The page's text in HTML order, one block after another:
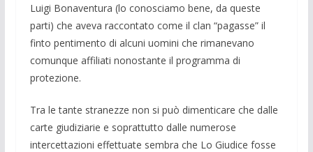
Luigi Bonaventura (lo conosciamo bene, da queste
parti) che aveva raccon­tato come il clan “pagasse” il
finto pen­timento di alcuni uomini che rimaneva­no
comunque affiliati nonostante il pro­gramma di
protezione.
Tra le tante stranezze non si può di­menticare che dalle
carte giudiziarie e soprattutto dalle numerose
intercetta­zioni effettuate sembra che Lo Giudice fosse